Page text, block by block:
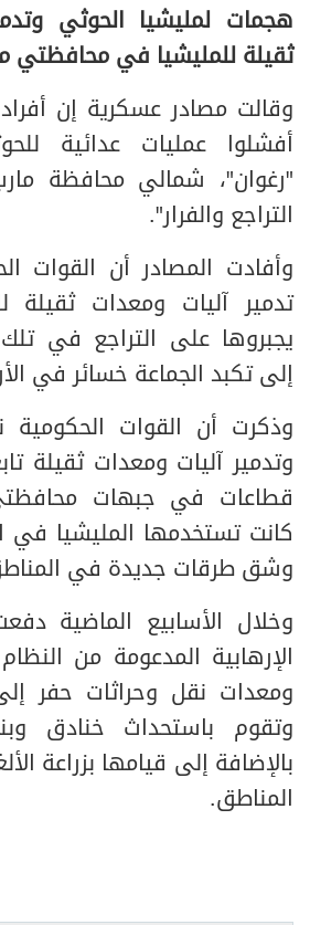
هجمات لمليشيا الحوثي
ثقيلة للمليشيا في محافظتي
وقالت مصادر عسكرية إن
أفشلوا عمليات عدائية
"رغوان"، شمالي محافظة
التراجع والفرار".
وأفادت المصادر أن القوات
تدمير آليات ومعدات ثقيلة
يجبروها على التراجع في
إلى تكبد الجماعة خسائر في
وذكرت أن القوات
وتدمير آليات ومعدات ثقيلة
قطاعات في جبهات
كانت تستخدمها المليشيا في
وشق طرقات جديدة في
وخلال الأسابيع الماضية
الإرهابية المدعومة من النظام
ومعدات نقل وحراثات حفر
وتقوم باستحداث خنادق
بالإضافة إلى قيامها بزراعة
المناطق.